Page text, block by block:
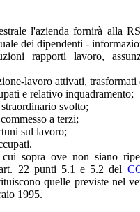
l'azienda fornirà alla
dei dipendenti -
rapporti lavoro,
lavoro attivati, trasformati
e relativo inquadramento;
svolto;
a terzi;
sul lavoro;
sopra ove non siano
22 punti 5.1 e 5.2 del
quelle previste nel
1995.